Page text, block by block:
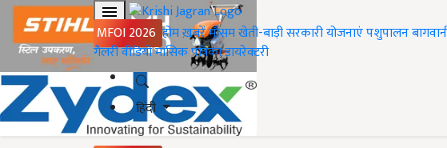
MFOI 2026 होमख़बरेंमौसमखेती-बाड़ीसरकारी योजनाएंपशुपालन
गैलरीवीडियोमासिक पत्रिकाडायरेक्टरी
हिंदी